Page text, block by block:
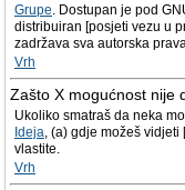
Grupe. Dostupan je pod
distribuiran [posjeti vezu u
zadržava sva autorska
Vrh
Zašto X mogućnost nije
Ukoliko smatraš da neka
Ideja, (a) gdje možeš
vlastite.
Vrh